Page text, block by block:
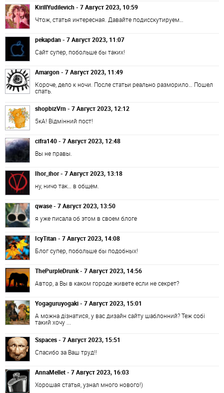
KirillYudilevich - 7 Август 2023, 10:59
Чтож, статья интересная. Давайте подисскутируем…
pekapdan - 7 Август 2023, 11:07
Сайт супер, побольше бы таких!
Amargon - 7 Август 2023, 11:49
Короче, дело к ночи. После статьи реально разморило… Пошел
спать.
shopbizVrn - 7 Август 2023, 12:12
5кА! Відмінний пост!
cifra140 - 7 Август 2023, 12:48
Вы не правы.
Ihor_ihor - 7 Август 2023, 13:18
ну, ничо так… в общем.
qwase - 7 Август 2023, 13:50
я уже писала об этом в своем блоге
IcyTitan - 7 Август 2023, 14:08
Блог супер, побольше бы подобных!
ThePurpleDrunk - 7 Август 2023, 14:56
Автор, а Вы в каком городе живете если не секрет?
Yogaguruyogaki - 7 Август 2023, 15:01
А можна дізнатися, у вас дизайн сайту шаблонний? Теж собі
такий хочу ...
Sspaces - 7 Август 2023, 15:51
Спасибо за Ваш труд!!
AnnaMellet - 7 Август 2023, 16:03
Хорошая статья, узнал много нового!)